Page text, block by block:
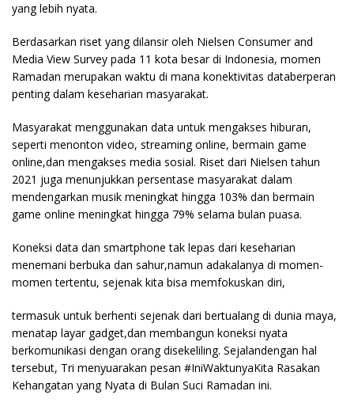
yang lebih nyata.
Berdasarkan riset yang dilansir oleh Nielsen Consumer and
Media View Survey pada 11 kota besar di Indonesia, momen
Ramadan merupakan waktu di mana konektivitas databerperan
penting dalam keseharian masyarakat.
Masyarakat menggunakan data untuk mengakses hiburan,
seperti menonton video, streaming online, bermain game
online,dan mengakses media sosial. Riset dari Nielsen tahun
2021 juga menunjukkan persentase masyarakat dalam
mendengarkan musik meningkat hingga 103% dan bermain
game online meningkat hingga 79% selama bulan puasa.
Koneksi data dan smartphone tak lepas dari keseharian
menemani berbuka dan sahur,namun adakalanya di momen-
momen tertentu, sejenak kita bisa memfokuskan diri,
termasuk untuk berhenti sejenak dari bertualang di dunia maya,
menatap layar gadget,dan membangun koneksi nyata
berkomunikasi dengan orang disekeliling. Sejalandengan hal
tersebut, Tri menyuarakan pesan #IniWaktunyaKita Rasakan
Kehangatan yang Nyata di Bulan Suci Ramadan ini.